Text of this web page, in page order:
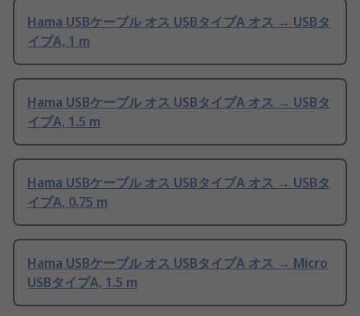
Hama USBケーブル オス USBタイプA オス → USBタ
イプA, 1 m
Hama USBケーブル オス USBタイプA オス → USBタ
イプA, 1.5 m
Hama USBケーブル オス USBタイプA オス → USBタ
イプA, 0.75 m
Hama USBケーブル オス USBタイプA オス → Micro
USBタイプA, 1.5 m